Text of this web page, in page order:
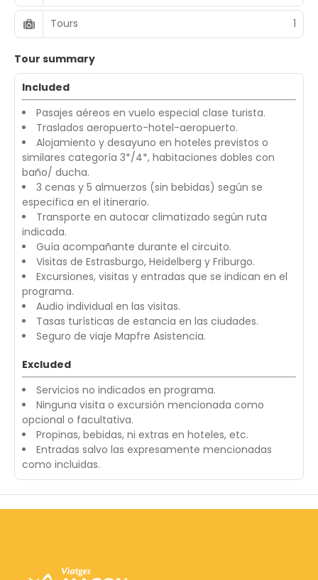
Tours 1
Tour summary
Included
Pasajes aéreos en vuelo especial clase turista.
Traslados aeropuerto-hotel-aeropuerto.
Alojamiento y desayuno en hoteles previstos o
similares categoría 3*/4*, habitaciones dobles con
baño/ ducha.
3 cenas y 5 almuerzos (sin bebidas) según se
especifica en el itinerario.
Transporte en autocar climatizado según ruta
indicada.
Guía acompañante durante el circuito.
Visitas de Estrasburgo, Heidelberg y Friburgo.
Excursiones, visitas y entradas que se indican en el
programa.
Audio individual en las visitas.
Tasas turísticas de estancia en las ciudades.
Seguro de viaje Mapfre Asistencia.
Excluded
Servicios no indicados en programa.
Ninguna visita o excursión mencionada como
opcional o facultativa.
Propinas, bebidas, ni extras en hoteles, etc.
Entradas salvo las expresamente mencionadas
como incluidas.